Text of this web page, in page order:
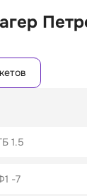
1.5
-7